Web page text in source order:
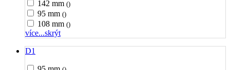
142 mm ()
95 mm ()
108 mm ()
více...skrýt
D1